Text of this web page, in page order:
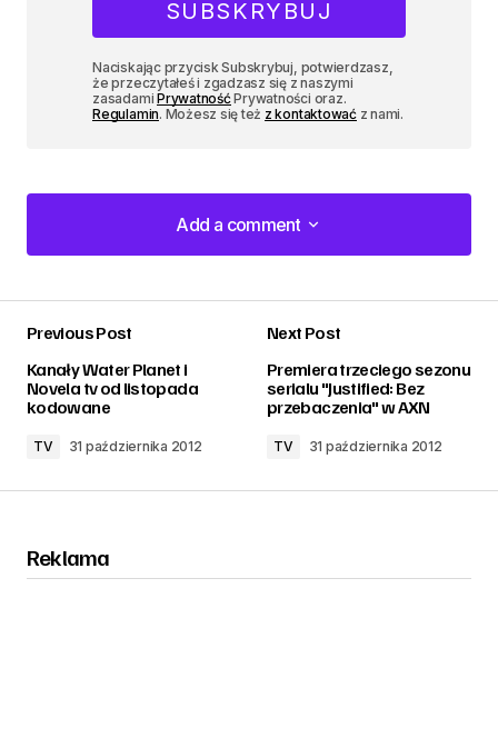
Naciskając przycisk Subskrybuj, potwierdzasz,
że przeczytałeś i zgadzasz się z naszymi
zasadamiPrywatnośćPrywatności oraz.
Regulamin. Możesz się też z kontaktowaćz nami.
Add a comment
Add a comment
Previous Post
Kanały Water Planet i
Novela tv od listopada
kodowane
TV 31 października 2012
Next Post
Premiera trzeciego sezonu
serialu "Justified: Bez
przebaczenia" w AXN
TV 31 października 2012
Reklama